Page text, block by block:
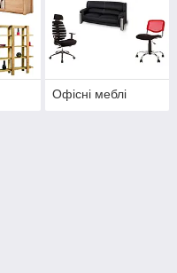
Офісні меблі